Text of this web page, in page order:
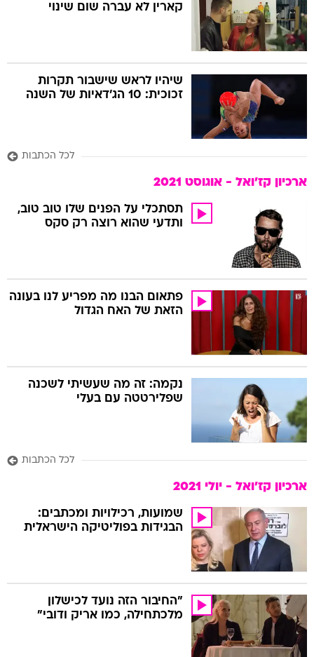
קארין לא עברה שום שינוי
שיהיו לראש שישבור תקרות
זכוכית: 10 הג'דאיות של השנה
לכל הכתבות
ארכיון קז'ואל - אוגוסט 2021
תסתכלי על הפנים שלו טוב טוב,
ותדעי שהוא רוצה רק סקס
פתאום הבנו מה מפריע לנו בעונה
הזאת של האח הגדול
נקמה: זה מה שעשיתי לשכנה
שפלירטטה עם בעלי
לכל הכתבות
ארכיון קז'ואל - יולי 2021
שמועות, רכילויות ומכתבים:
הבגידות בפוליטיקה הישראלית
"החיבור הזה נועד לכישלון
מלכתחילה, כמו אריק ודובי"